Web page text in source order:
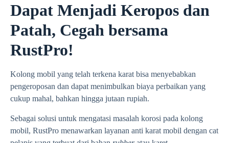
Dapat Menjadi Keropos dan
Patah, Cegah bersama
RustPro!
Kolong mobil yang telah terkena karat bisa menyebabkan
pengeroposan dan dapat menimbulkan biaya perbaikan yang
cukup mahal, bahkan hingga jutaan rupiah.
Sebagai solusi untuk mengatasi masalah korosi pada kolong
mobil, RustPro menawarkan layanan anti karat mobil dengan cat